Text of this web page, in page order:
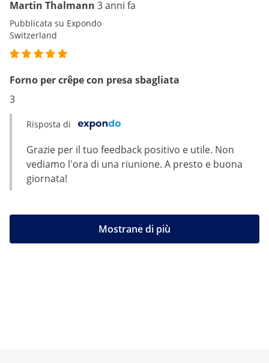
Martin Thalmann 3 anni fa
Pubblicata su Expondo
Switzerland
Forno per crêpe con presa sbagliata
3
Risposta di
Grazie per il tuo feedback positivo e utile. Non
vediamo l'ora di una riunione. A presto e buona
giornata!
Mostrane di più